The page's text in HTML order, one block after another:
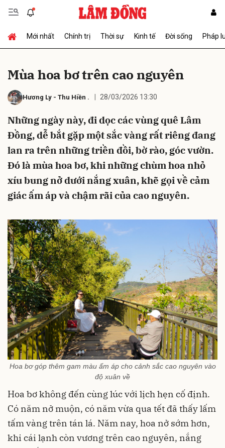
Mới nhất Chính trị Thời sự Kinh tế Đời sống Pháp
Mùa hoa bơ trên cao nguyên
Hương Ly - Thu Hiền . 28/03/2026 13:30
Những ngày này, đi dọc các vùng quê Lâm
Đồng, dễ bắt gặp một sắc vàng rất riêng đang
lan ra trên những triền đồi, bờ rào, góc vườn.
Đó là mùa hoa bơ, khi những chùm hoa nhỏ
xíu bung nở dưới nắng xuân, khẽ gọi về cảm
giác ấm áp và chậm rãi của cao nguyên.
Hoa bơ góp thêm gam màu ấm áp cho cảnh sắc cao nguyên vào
độ xuân về
Hoa bơ không đến cùng lúc với lịch hẹn cố định.
Có năm nở muộn, có năm vừa qua tết đã thấy lấm
tấm vàng trên tán lá. Năm nay, hoa nở sớm hơn,
khi cái lạnh còn vương trên cao nguyên, nắng
Gửi bình luận
Hủy Gửi